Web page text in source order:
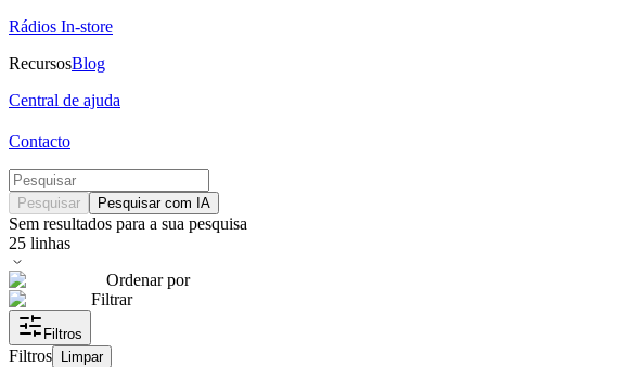
Rádios In-store
RecursosBlog
Central de ajuda
Contacto
Pesquisar Pesquisar com IA
Sem resultados para a sua pesquisa
25 linhas
Ordenar por
Filtrar
Filtros
Filtros Limpar